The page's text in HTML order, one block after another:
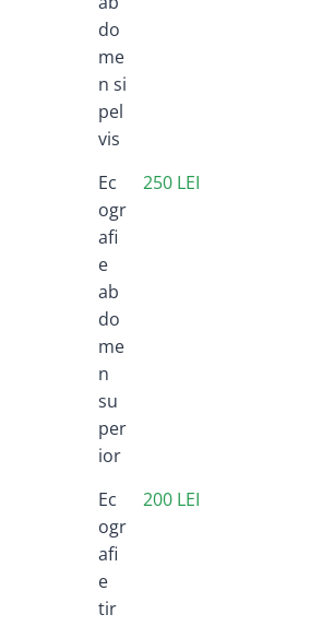
do
me
n si
pel
vis
Ec
ogr
afi
e
ab
do
me
n
su
per
ior
250 LEI
Ec
ogr
afi
e
tir
200 LEI